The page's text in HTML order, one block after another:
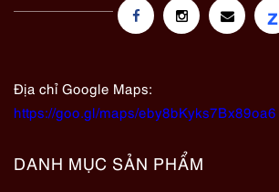
z
Địa chỉ Google Maps:
https://goo.gl/maps/eby8bKyks7Bx89oa6
DANH MỤC SẢN PHẨM